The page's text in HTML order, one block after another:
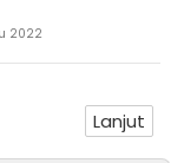
2022
Lanjut